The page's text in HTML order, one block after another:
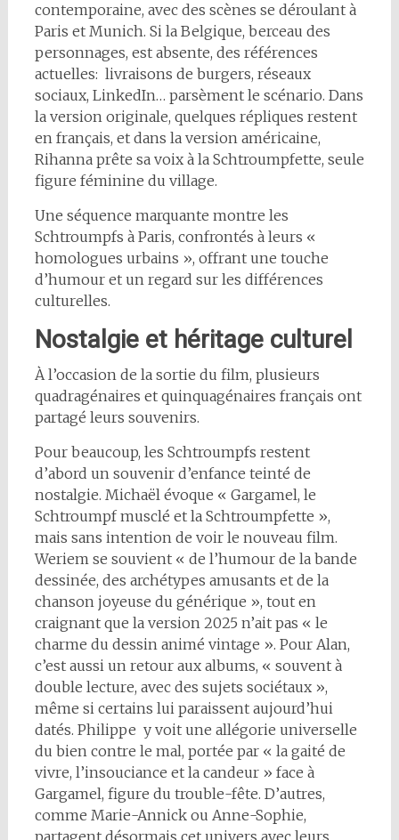
contemporaine, avec des scènes se déroulant à
Paris et Munich. Si la Belgique, berceau des
personnages, est absente, des références
actuelles: livraisons de burgers, réseaux
sociaux, LinkedIn… parsèment le scénario. Dans
la version originale, quelques répliques restent
en français, et dans la version américaine,
Rihanna prête sa voix à la Schtroumpfette, seule
figure féminine du village.
Une séquence marquante montre les
Schtroumpfs à Paris, confrontés à leurs «
homologues urbains », offrant une touche
d’humour et un regard sur les différences
culturelles.
Nostalgie et héritage culturel
À l’occasion de la sortie du film, plusieurs
quadragénaires et quinquagénaires français ont
partagé leurs souvenirs.
Pour beaucoup, les Schtroumpfs restent
d’abord un souvenir d’enfance teinté de
nostalgie. Michaël évoque « Gargamel, le
Schtroumpf musclé et la Schtroumpfette »,
mais sans intention de voir le nouveau film.
Weriem se souvient « de l’humour de la bande
dessinée, des archétypes amusants et de la
chanson joyeuse du générique », tout en
craignant que la version 2025 n’ait pas « le
charme du dessin animé vintage ». Pour Alan,
c’est aussi un retour aux albums, « souvent à
double lecture, avec des sujets sociétaux »,
même si certains lui paraissent aujourd’hui
datés. Philippe y voit une allégorie universelle
du bien contre le mal, portée par « la gaité de
vivre, l’insouciance et la candeur » face à
Gargamel, figure du trouble-fête. D’autres,
comme Marie-Annick ou Anne-Sophie,
partagent désormais cet univers avec leurs